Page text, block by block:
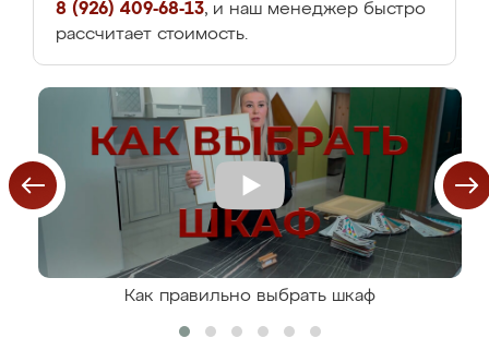
8 (926) 409-68-13, и наш менеджер быстро
рассчитает стоимость.
Как правильно выбрать шкаф